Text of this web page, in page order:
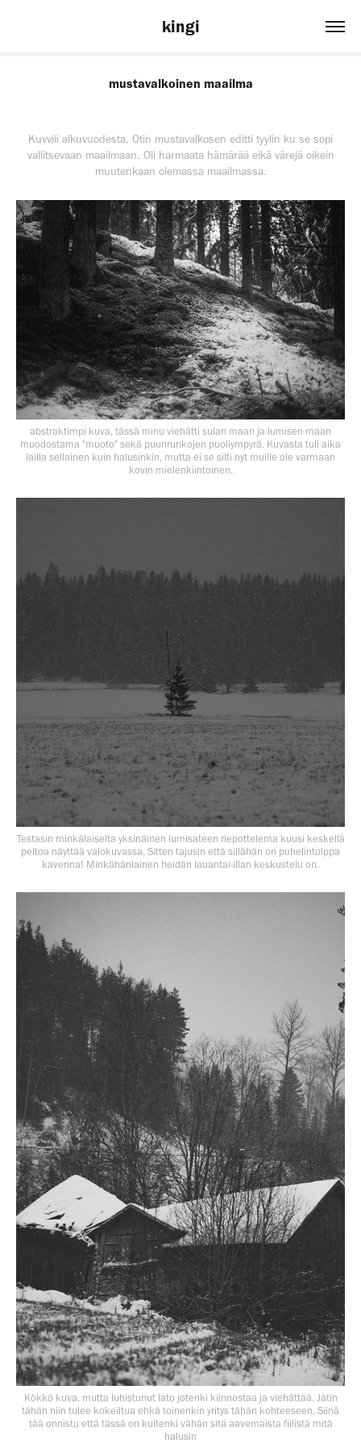
kingi
mustavalkoinen maailma
Kuvviii alkuvuodesta. Otin mustavalkosen editti tyylin ku se sopi
vallitsevaan maailmaan. Oli harmaata hämärää eikä värejä oikein
muutenkaan olemassa maailmassa.
abstraktimpi kuva, tässä minu viehätti sulan maan ja lumisen maan
muodostama "muoto" sekä puunrunkojen puoliympyrä. Kuvasta tuli aika
lailla sellainen kuin halusinkin, mutta ei se silti nyt muille ole varmaan
kovin mielenkiintoinen.
Testasin minkälaiselta yksinäinen lumisateen riepottelema kuusi keskellä
peltoa näyttää valokuvassa. Sitten tajusin että sillähän on puhelintolppa
kaverina! Minkähänlainen heidän lauantai-illan keskustelu on.
Kökkö kuva. mutta luhistunut lato jotenki kiinnostaa ja viehättää. Jätin
tähän niin tulee kokeiltua ehkä toinenkin yritys tähän kohteeseen. Siinä
tää onnistu että tässä on kuitenki vähän sitä aavemaista fiilistä mitä
halusin